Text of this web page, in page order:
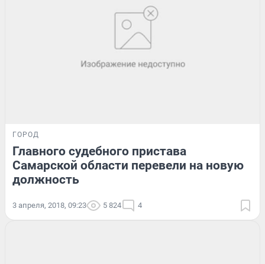
ГОРОД
Главного судебного пристава
Самарской области перевели на новую
должность
3 апреля, 2018, 09:23 5 824 4